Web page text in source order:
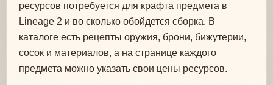
ресурсов потребуется для крафта предмета в
Lineage 2 и во сколько обойдется сборка. В
каталоге есть рецепты оружия, брони, бижутерии,
сосок и материалов, а на странице каждого
предмета можно указать свои цены ресурсов.